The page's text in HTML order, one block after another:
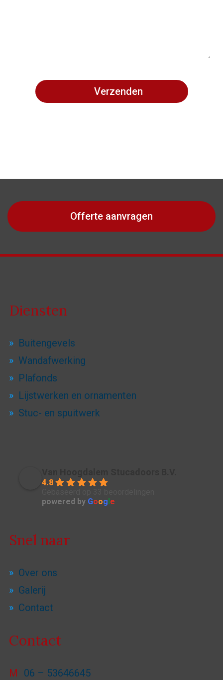
Offerte aanvragen
Diensten
Buitengevels
Wandafwerking
Plafonds
Lijstwerken en ornamenten
Stuc- en spuitwerk
4.8
powered by Goog e
Snel naar
Over ons
Galerij
Contact
Contact
M
06 – 53646645